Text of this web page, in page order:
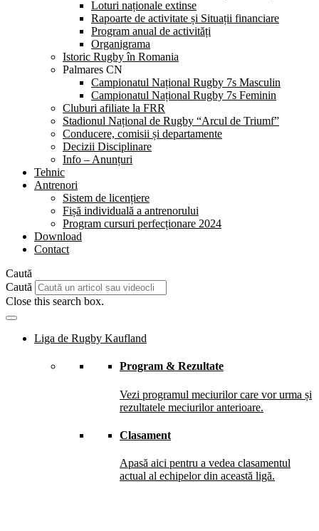
Loturi naționale extinse
Rapoarte de activitate și Situații financiare
Program anual de activități
Organigrama
Istoric Rugby în Romania
Palmares CN
Campionatul Național Rugby 7s Masculin
Campionatul Național Rugby 7s Feminin
Cluburi afiliate la FRR
Stadionul Național de Rugby “Arcul de Triumf”
Conducere, comisii și departamente
Decizii Disciplinare
Info – Anunțuri
Tehnic
Antrenori
Sistem de licențiere
Fișă individuală a antrenorului
Program cursuri perfecționare 2024
Download
Contact
Caută
Caută
Close this search box.
Liga de Rugby Kaufland
Program & Rezultate
Vezi programul meciurilor care vor urma și
rezultatele meciurilor anterioare.
Clasament
Apasă aici pentru a vedea clasamentul
actual al echipelor din această ligă.